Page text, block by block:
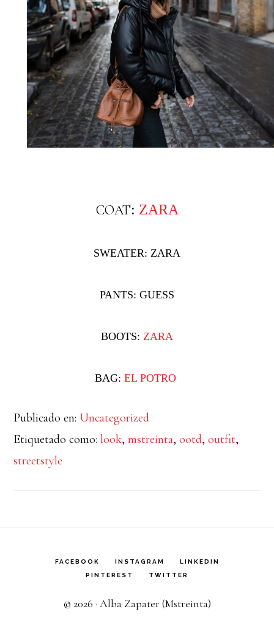
COAT: ZARA
SWEATER: ZARA
PANTS: GUESS
BOOTS: ZARA
BAG: EL POTRO
Publicado en: Uncategorized
Etiquetado como:look,mstreinta,ootd,outfit,
streetstyle
FACEBOOK INSTAGRAM
LINKEDIN
PINTEREST
TWITTER
© 2026 · Alba Zapater (Mstreinta)